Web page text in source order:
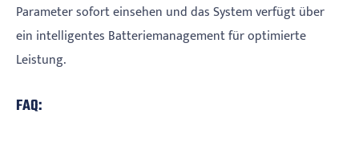
Parameter sofort einsehen und das System verfügt über
ein intelligentes Batteriemanagement für optimierte
Leistung.
FAQ: